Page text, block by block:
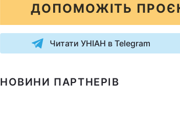
ДОПОМОЖІТЬ
Читати УНІАН в Telegram
НОВИНИ ПАРТНЕРІВ